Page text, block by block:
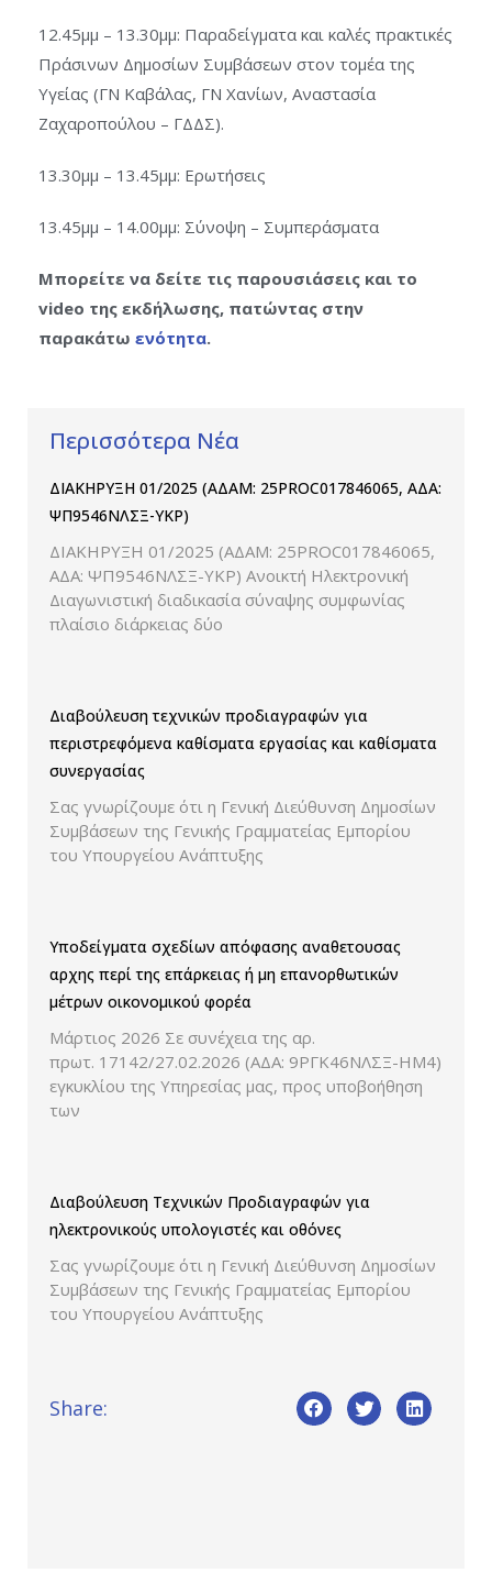
12.45μμ – 13.30μμ: Παραδείγματα και καλές πρακτικές
Πράσινων Δημοσίων Συμβάσεων στον τομέα της
Υγείας (ΓΝ Καβάλας, ΓΝ Χανίων, Αναστασία
Ζαχαροπούλου – ΓΔΔΣ).
13.30μμ – 13.45μμ: Ερωτήσεις
13.45μμ – 14.00μμ: Σύνοψη – Συμπεράσματα
Μπορείτε να δείτε τις παρουσιάσεις και το
video της εκδήλωσης, πατώντας στην
παρακάτω ενότητα.
Περισσότερα Νέα
ΔΙΑΚΗΡΥΞΗ 01/2025 (ΑΔΑΜ: 25PROC017846065, ΑΔΑ:
ΨΠ9546ΝΛΣΞ-ΥΚΡ)
ΔΙΑΚΗΡΥΞΗ 01/2025 (ΑΔΑΜ: 25PROC017846065,
ΑΔΑ: ΨΠ9546ΝΛΣΞ-ΥΚΡ) Ανοικτή Ηλεκτρονική
Διαγωνιστική διαδικασία σύναψης συμφωνίας
πλαίσιο διάρκειας δύο
Διαβούλευση τεχνικών προδιαγραφών για
περιστρεφόμενα καθίσματα εργασίας και καθίσματα
συνεργασίας
Σας γνωρίζουμε ότι η Γενική Διεύθυνση Δημοσίων
Συμβάσεων της Γενικής Γραμματείας Εμπορίου
του Υπουργείου Ανάπτυξης
Υποδείγματα σχεδίων απόφασης αναθετουσας
αρχης περί της επάρκειας ή μη επανορθωτικών
μέτρων οικονομικού φορέα
Μάρτιος 2026 Σε συνέχεια της αρ.
πρωτ. 17142/27.02.2026 (ΑΔΑ: 9ΡΓΚ46ΝΛΣΞ-ΗΜ4)
εγκυκλίου της Υπηρεσίας μας, προς υποβοήθηση
των
Διαβούλευση Τεχνικών Προδιαγραφών για
ηλεκτρονικούς υπολογιστές και οθόνες
Σας γνωρίζουμε ότι η Γενική Διεύθυνση Δημοσίων
Συμβάσεων της Γενικής Γραμματείας Εμπορίου
του Υπουργείου Ανάπτυξης
Share: